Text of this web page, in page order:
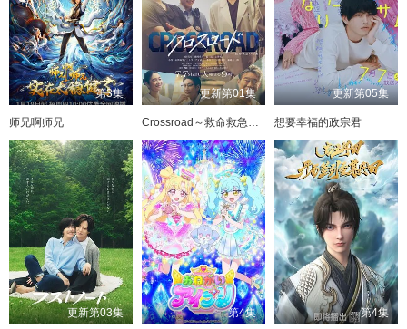
第3集
师兄啊师兄
更新第01集
Crossroad～救命救急的约定～
更新第05集
想要幸福的政宗君
更新第03集 第4集 第4集